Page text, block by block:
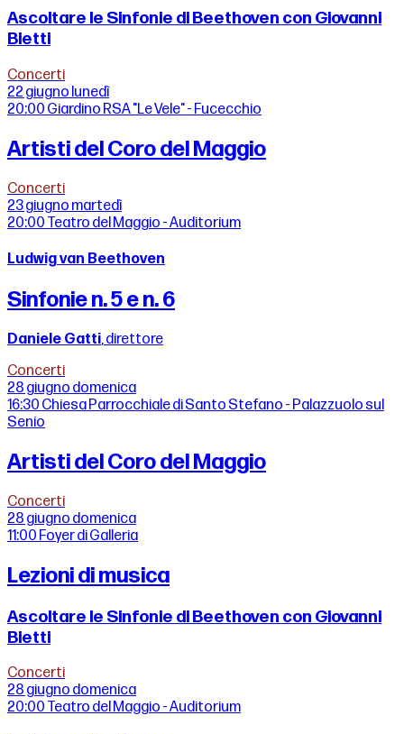
Ascoltare le Sinfonie di Beethoven con Giovanni
Bietti
Concerti
22 giugno lunedì
20:00 Giardino RSA "Le Vele" - Fucecchio
Artisti del Coro del Maggio
Concerti
23 giugno martedì
20:00 Teatro del Maggio - Auditorium
Ludwig van Beethoven
Sinfonie n. 5 e n. 6
Daniele Gatti, direttore
Concerti
28 giugno domenica
16:30 Chiesa Parrocchiale di Santo Stefano - Palazzuolo sul
Senio
Artisti del Coro del Maggio
Concerti
28 giugno domenica
11:00 Foyer di Galleria
Lezioni di musica
Ascoltare le Sinfonie di Beethoven con Giovanni
Bietti
Concerti
28 giugno domenica
20:00 Teatro del Maggio - Auditorium